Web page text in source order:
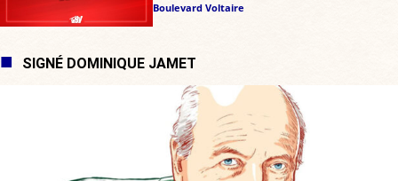
Boulevard Voltaire
SIGNÉ DOMINIQUE JAMET